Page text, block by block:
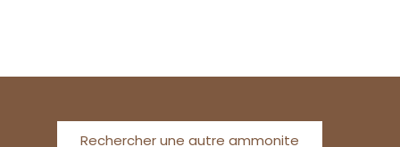
Rechercher une autre ammonite